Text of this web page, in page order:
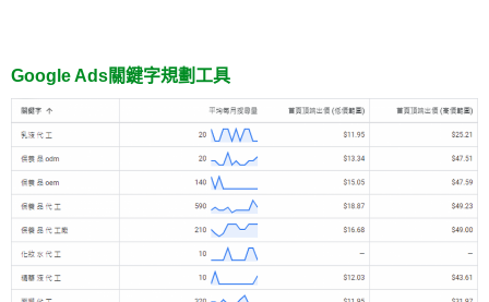
Google Ads關鍵字規劃工具